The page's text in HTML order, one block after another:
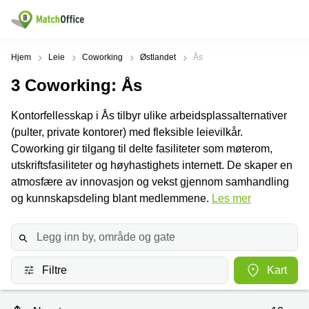
Leie/utleie
Produktsider
Kontor
Kontorfellesskap
Kontorhoteller
kontor
Lager
Møterom
Populære
Næringslokaler
til leie Oslo
Kontorhotell
Oslo
Coworking
Leie
kontor
Oslo
Leie
Populære
Innspurten
11 Oslo
Hoffsveien
1 Oslo
Henrik
90
Oslo
Nedre
Slottsgate
Hjelp
Om oss
Opprett annonse
Pris
Logg inn
Hjem Leie Coworking Østlandet Ås
3 Coworking: Ås
Kontorfellesskap i Ås tilbyr ulike arbeidsplassalternativer
(pulter, private kontorer) med fleksible leievilkår.
Coworking gir tilgang til delte fasiliteter som møterom,
utskriftsfasiliteter og høyhastighets internett. De skaper en
atmosfære av innovasjon og vekst gjennom samhandling
og kunnskapsdeling blant medlemmene. Les mer
Filtre Kart